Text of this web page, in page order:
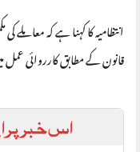
انتظامیہ کا کہنا ہے کہ
قانون کے مطابق کارروائی عمل
اس خبر پر